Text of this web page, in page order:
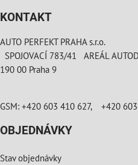
KONTAKT
AUTO PERFEKT PRAHA s.r.o.
SPOJOVACÍ 783/41 AREÁL
190 00 Praha 9
GSM: +420 603 410 627, +420
OBJEDNÁVKY
Stav objednávky